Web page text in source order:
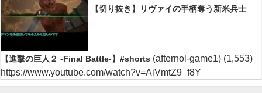
【切り抜き】リヴァイの手柄奪う新米兵士
【進撃の巨人２ -Final Battle-】#shorts (afternol-game1) (1,553)
https://www.youtube.com/watch?v=AiVmtZ9_f8Y